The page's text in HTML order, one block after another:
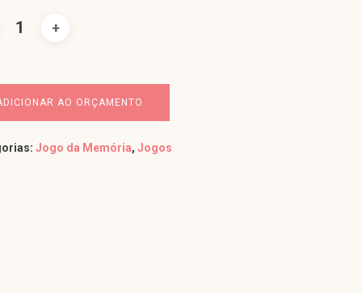
AO ORÇAMENTO
Jogo da Memória,Jogos